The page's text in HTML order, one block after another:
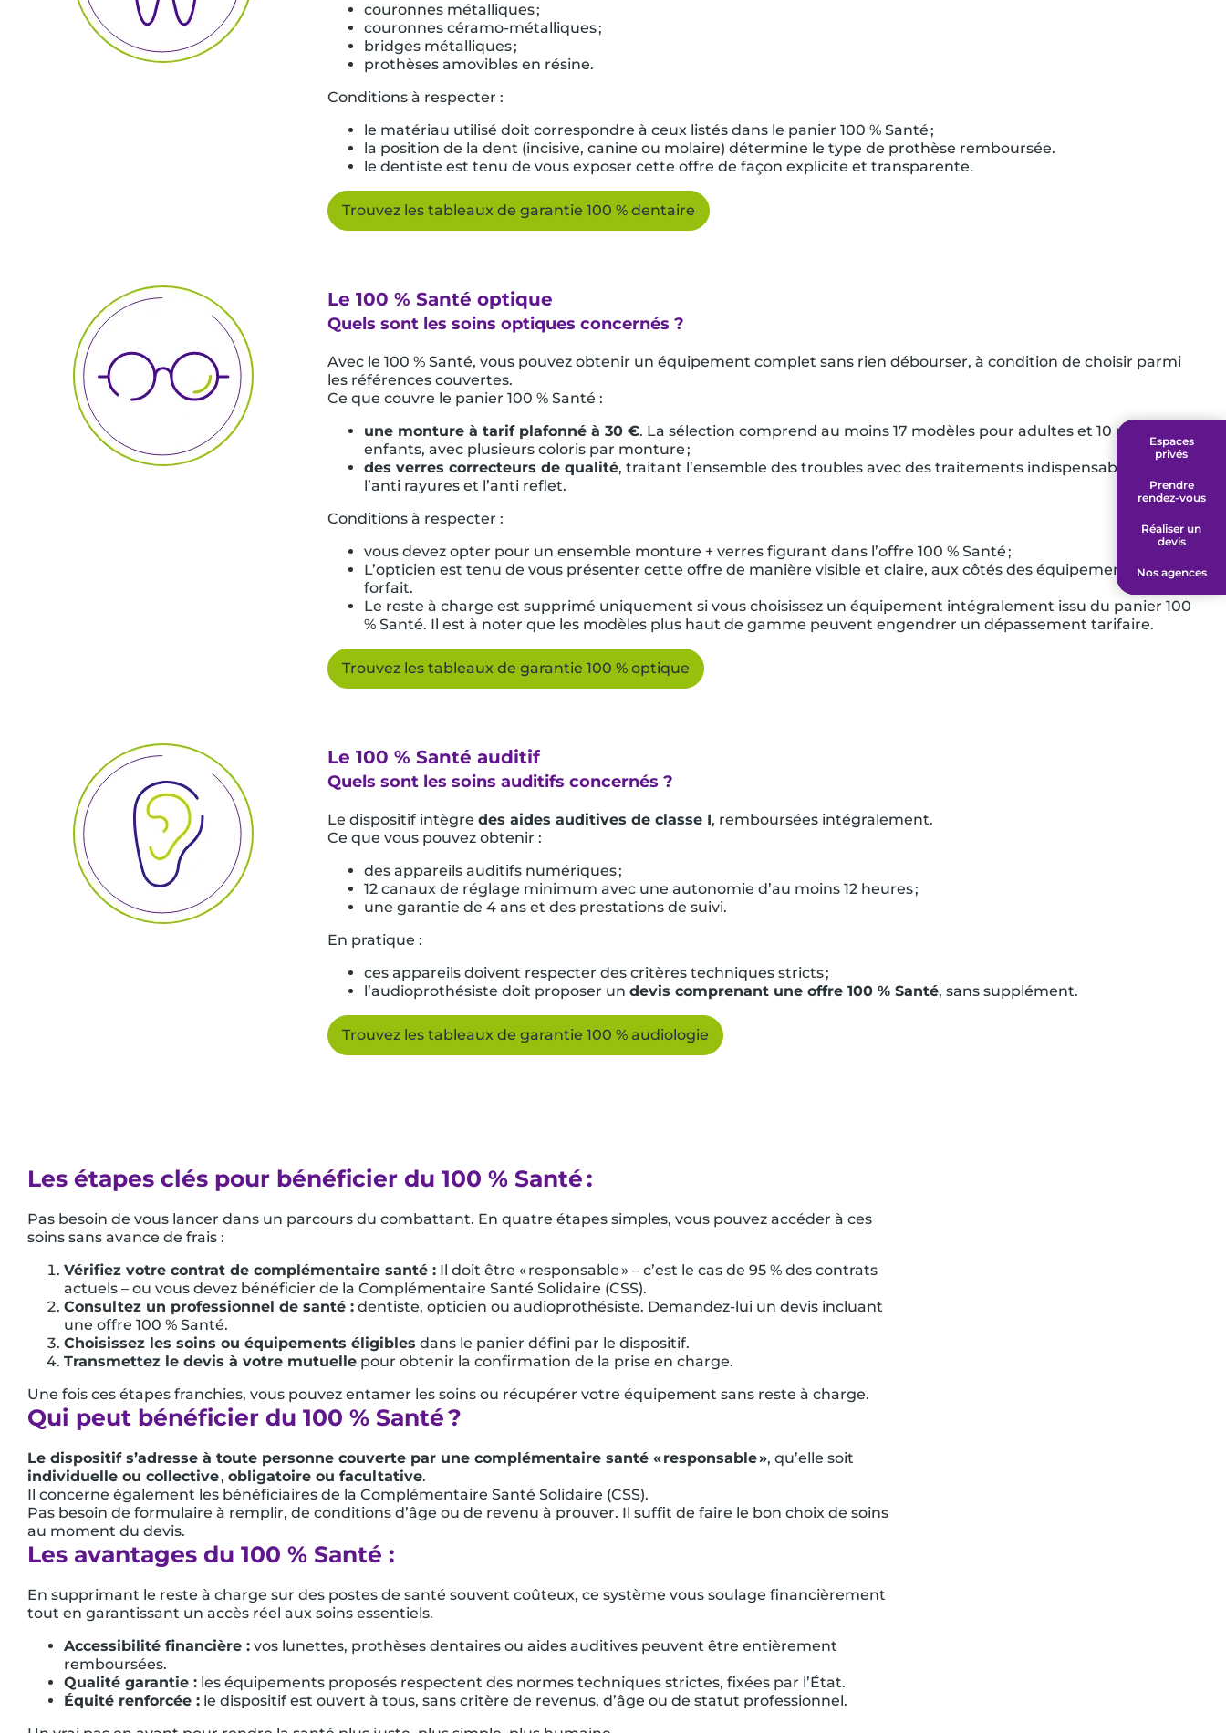
couronnes métalliques ;
couronnes céramo-métalliques ;
bridges métalliques ;
prothèses amovibles en résine.
Conditions à respecter :
le matériau utilisé doit correspondre à ceux listés dans le panier 100 % Santé ;
la position de la dent (incisive, canine ou molaire) détermine le type de prothèse remboursée.
le dentiste est tenu de vous exposer cette offre de façon explicite et transparente.
Trouvez les tableaux de garantie 100 % dentaire
Le 100 % Santé optique
Quels sont les soins optiques concernés ?
Avec le 100 % Santé, vous pouvez obtenir un équipement complet sans rien débourser, à condition de choisir parmi
les références couvertes.
Ce que couvre le panier 100 % Santé :
une monture à tarif plafonné à 30 €. La sélection comprend au moins 17 modèles pour adultes et 10 pour
enfants, avec plusieurs coloris par monture ;
des verres correcteurs de qualité, traitant l’ensemble des troubles avec des traitements indispensables comme
l’anti rayures et l’anti reflet.
Conditions à respecter :
vous devez opter pour un ensemble monture + verres figurant dans l’offre 100 % Santé ;
L’opticien est tenu de vous présenter cette offre de manière visible et claire, aux côtés des équipements hors
forfait.
Le reste à charge est supprimé uniquement si vous choisissez un équipement intégralement issu du panier 100
% Santé. Il est à noter que les modèles plus haut de gamme peuvent engendrer un dépassement tarifaire.
Trouvez les tableaux de garantie 100 % optique
Le 100 % Santé auditif
Quels sont les soins auditifs concernés ?
Le dispositif intègre des aides auditives de classe I, remboursées intégralement.
Ce que vous pouvez obtenir :
des appareils auditifs numériques ;
12 canaux de réglage minimum avec une autonomie d’au moins 12 heures ;
une garantie de 4 ans et des prestations de suivi.
En pratique :
ces appareils doivent respecter des critères techniques stricts ;
l’audioprothésiste doit proposer un devis comprenant une offre 100 % Santé, sans supplément.
Trouvez les tableaux de garantie 100 % audiologie
Les étapes clés pour bénéficier du 100 % Santé :
Pas besoin de vous lancer dans un parcours du combattant. En quatre étapes simples, vous pouvez accéder à ces
soins sans avance de frais :
Vérifiez votre contrat de complémentaire santé : Il doit être « responsable » – c’est le cas de 95 % des contrats
actuels – ou vous devez bénéficier de la Complémentaire Santé Solidaire (CSS).
Consultez un professionnel de santé : dentiste, opticien ou audioprothésiste. Demandez-lui un devis incluant
une offre 100 % Santé.
Choisissez les soins ou équipements éligibles dans le panier défini par le dispositif.
Transmettez le devis à votre mutuelle pour obtenir la confirmation de la prise en charge.
Une fois ces étapes franchies, vous pouvez entamer les soins ou récupérer votre équipement sans reste à charge.
Qui peut bénéficier du 100 % Santé ?
Le dispositif s’adresse à toute personne couverte par une complémentaire santé « responsable », qu’elle soit
individuelle ou collective, obligatoire ou facultative.
Il concerne également les bénéficiaires de la Complémentaire Santé Solidaire (CSS).
Pas besoin de formulaire à remplir, de conditions d’âge ou de revenu à prouver. Il suffit de faire le bon choix de soins
au moment du devis.
Les avantages du 100 % Santé :
En supprimant le reste à charge sur des postes de santé souvent coûteux, ce système vous soulage financièrement
tout en garantissant un accès réel aux soins essentiels.
Accessibilité financière : vos lunettes, prothèses dentaires ou aides auditives peuvent être entièrement
remboursées.
Qualité garantie : les équipements proposés respectent des normes techniques strictes, fixées par l’État.
Équité renforcée : le dispositif est ouvert à tous, sans critère de revenus, d’âge ou de statut professionnel.
Espaces
privés
Prendre
rendez-vous
Réaliser un
devis
Nos agences
Espaces
privés
Prendre
rendez-vous
Réaliser un
devis
Nos agences